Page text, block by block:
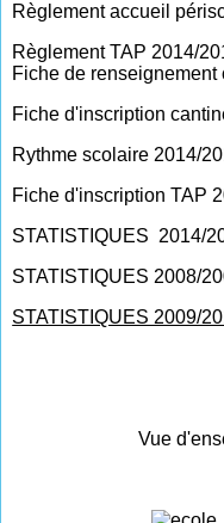
Règlement accueil
Règlement TAP 2014/
Fiche de
Fiche d'inscription
Rythme scolaire 2014/
Fiche d'inscription TAP
STATISTIQUES 2014/
STATISTIQUES 2008/
STATISTIQUES 2009/
Vue